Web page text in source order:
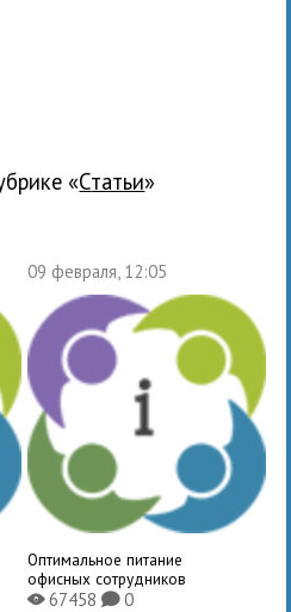
« Статьи»
09 февраля, 12:05
Оптимальное питание
офисных сотрудников
X67458 K0